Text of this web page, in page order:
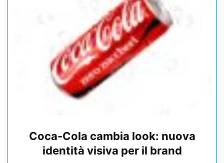
Coca-Cola cambia look: nuova
identità visiva per il brand